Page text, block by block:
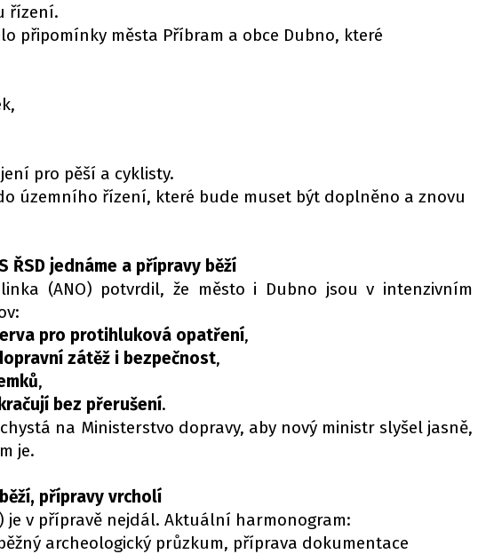
řízení.
připomínky města Příbram a obce Dubno, které
pro pěší a cyklisty.
územního řízení, které bude muset být doplněno a znovu
jednáme a přípravy běží
(ANO) potvrdil, že město i Dubno jsou v intenzivním
pro protihluková opatření,
zátěž i bezpečnost,
,
bez přerušení.
na Ministerstvo dopravy, aby nový ministr slyšel jasně,
je.
přípravy vrcholí
v přípravě nejdál. Aktuální harmonogram:
archeologický průzkum, příprava dokumentace